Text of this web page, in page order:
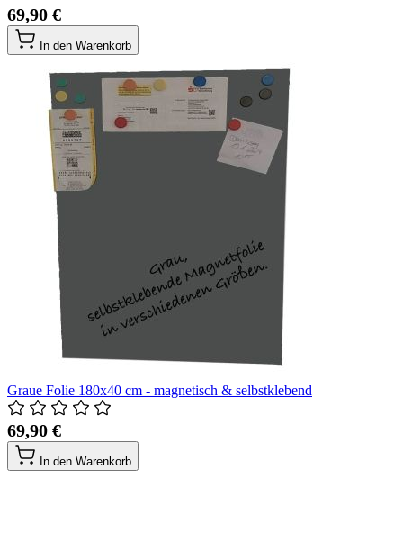
69,90 €
In den Warenkorb
Graue Folie 180x40 cm - magnetisch & selbstklebend
69,90 €
In den Warenkorb